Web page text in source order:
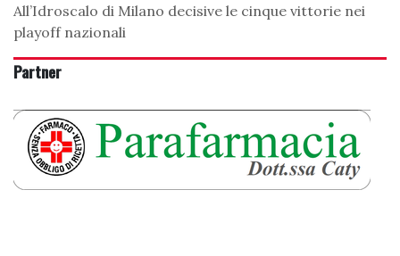
All’Idroscalo di Milano decisive le cinque vittorie nei
playoff nazionali
Partner